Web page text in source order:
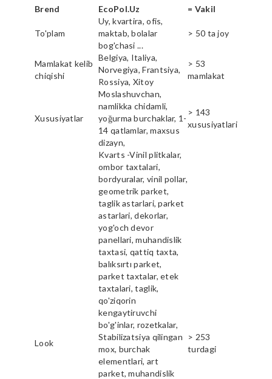
Brend EcoPol.Uz = Vakil
To'plam
Uy, kvartira, ofis,
maktab, bolalar
bog'chasi ...
> 50 ta joy
Mamlakat kelib
chiqishi
Belgiya, Italiya,
Norvegiya, Frantsiya,
Rossiya, Xitoy
> 53
mamlakat
Xususiyatlar
Moslashuvchan,
namlikka chidamli,
yoğurma burchaklar, 1-
14 qatlamlar, maxsus
dizayn,
> 143
xususiyatlari
Look
Kvarts -Vinil plitkalar,
ombor taxtalari,
bordyuralar, vinil pollar,
geometrik parket,
taglik astarlari, parket
astarlari, dekorlar,
yog'och devor
panellari, muhandislik
taxtasi, qattiq taxta,
balıksırtı parket,
parket taxtalar, etek
taxtalari, taglik,
qo'ziqorin
kengaytiruvchi
bo'g'inlar, rozetkalar,
Stabilizatsiya qilingan
mox, burchak
elementlari, art
parket, muhandislik
> 253
turdagi